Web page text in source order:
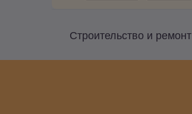
Строительство и